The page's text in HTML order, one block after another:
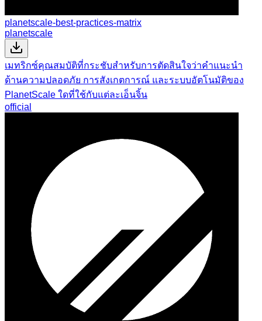
planetscale-best-practices-matrix
planetscale
เมทริกซ์คุณสมบัติที่กระชับสำหรับการตัดสินใจว่าคำแนะนำ
ด้านความปลอดภัย การสังเกตการณ์ และระบบอัตโนมัติของ
PlanetScale ใดที่ใช้กับแต่ละเอ็นจิ้น
official